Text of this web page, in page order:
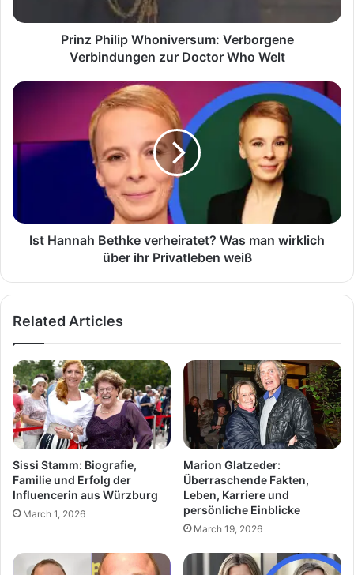
Welt
Prinz Philip Whoniversum: Verborgene
Verbindungen zur Doctor Who Welt
Ist
verheiratet?
Was
ihr
Privatleben
Ist Hannah Bethke verheiratet? Was man wirklich
über ihr Privatleben weiß
Related Articles
Sissi Stamm: Biografie,
Familie und Erfolg der
Influencerin aus Würzburg
March 1, 2026
Marion Glatzeder:
Überraschende Fakten,
Leben, Karriere und
persönliche Einblicke
March 19, 2026